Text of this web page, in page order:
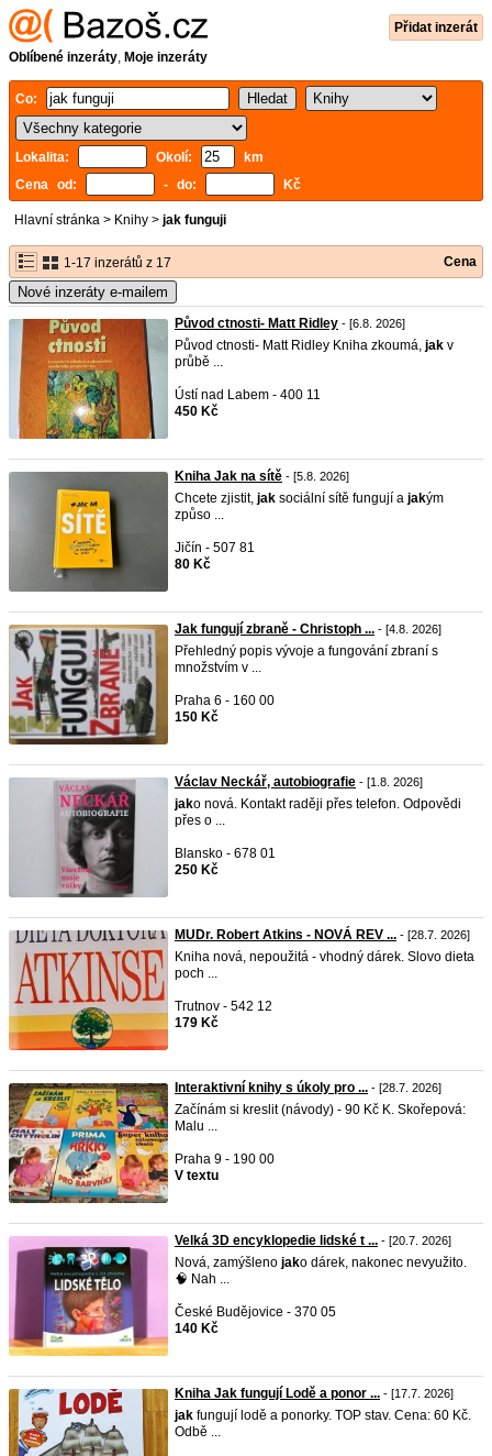
Přidat inzerát
Oblíbené inzeráty, Moje inzeráty
Co:
Lokalita: Okolí:
km
Cena od:
- do: Kč
Hlavní stránka > Knihy > jak funguji
1-17 inzerátů z 17 Cena
Nové inzeráty e-mailem
Původ ctnosti- Matt Ridley - [6.8. 2026]
Původ ctnosti- Matt Ridley Kniha zkoumá, jak v
průbě ...
Ústí nad Labem - 400 11
450 Kč
Kniha Jak na sítě - [5.8. 2026]
Chcete zjistit, jak sociální sítě fungují a jakým
způso ...
Jičín - 507 81
80 Kč
Jak fungují zbraně - Christoph ... - [4.8. 2026]
Přehledný popis vývoje a fungování zbraní s
množstvím v ...
Praha 6 - 160 00
150 Kč
Václav Neckář, autobiografie - [1.8. 2026]
jako nová. Kontakt raději přes telefon. Odpovědi
přes o ...
Blansko - 678 01
250 Kč
MUDr. Robert Atkins - NOVÁ REV ... - [28.7. 2026]
Kniha nová, nepoužitá - vhodný dárek. Slovo dieta
poch ...
Trutnov - 542 12
179 Kč
Interaktivní knihy s úkoly pro ... - [28.7. 2026]
Začínám si kreslit (návody) - 90 Kč K. Skořepová:
Malu ...
Praha 9 - 190 00
V textu
Velká 3D encyklopedie lidské t ... - [20.7. 2026]
Nová, zamýšleno jako dárek, nakonec nevyužito.
🧠 Nah ...
České Budějovice - 370 05
140 Kč
Kniha Jak fungují Lodě a ponor ... - [17.7. 2026]
jak fungují lodě a ponorky. TOP stav. Cena: 60 Kč.
Odbě ...